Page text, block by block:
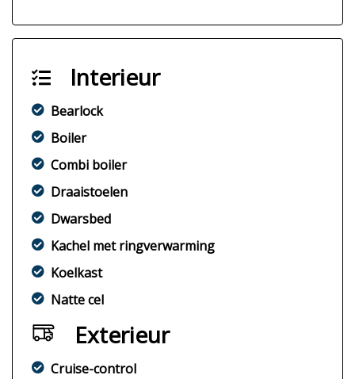
Interieur
Bearlock
Boiler
Combi boiler
Draaistoelen
Dwarsbed
Kachel met ringverwarming
Koelkast
Natte cel
Exterieur
Cruise-control